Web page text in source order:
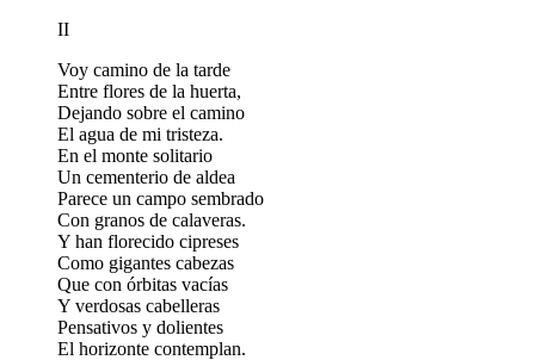
II
Voy camino de la tarde
Entre flores de la huerta,
Dejando sobre el camino
El agua de mi tristeza.
En el monte solitario
Un cementerio de aldea
Parece un campo sembrado
Con granos de calaveras.
Y han florecido cipreses
Como gigantes cabezas
Que con órbitas vacías
Y verdosas cabelleras
Pensativos y dolientes
El horizonte contemplan.